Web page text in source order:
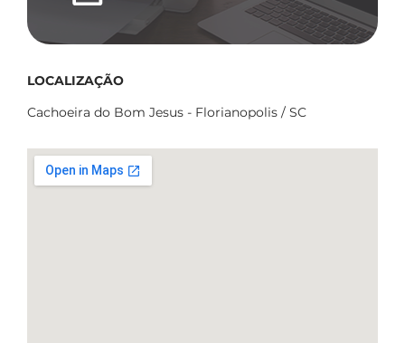
LOCALIZAÇÃO
Cachoeira do Bom Jesus - Florianopolis / SC